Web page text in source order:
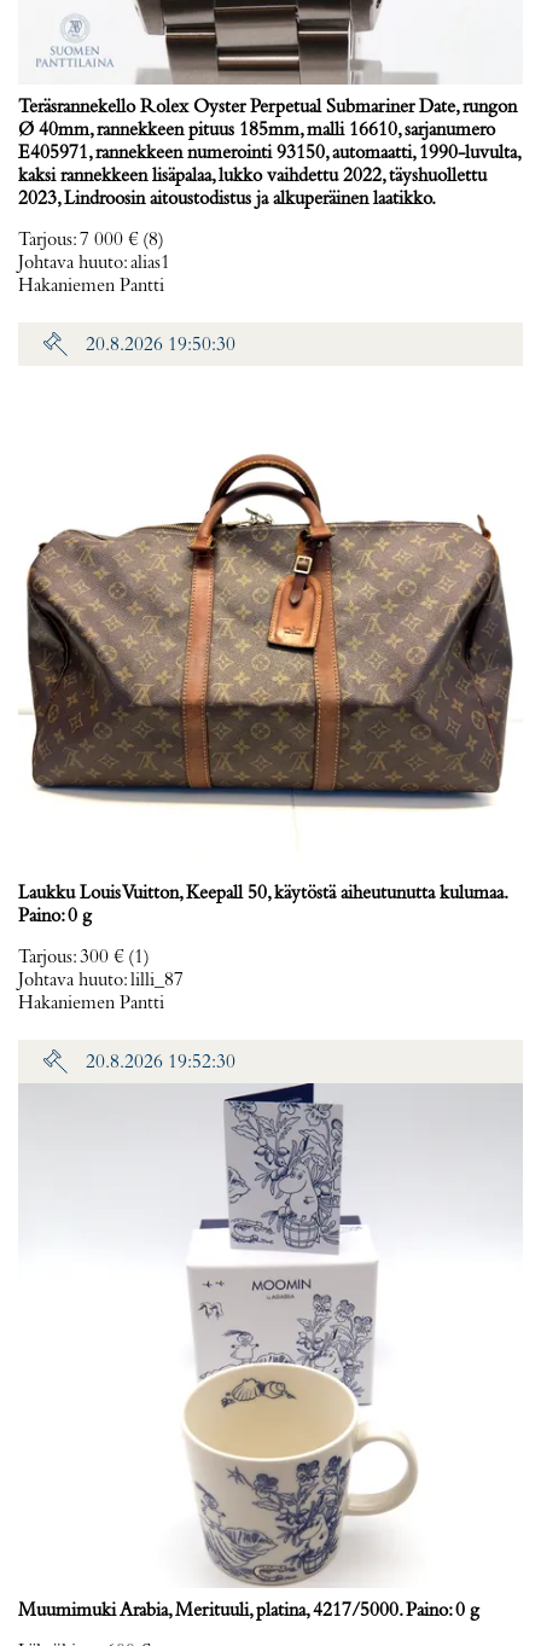
Teräsrannekello Rolex Oyster Perpetual Submariner Date, rungon
Ø 40mm, rannekkeen pituus 185mm, malli 16610, sarjanumero
E405971, rannekkeen numerointi 93150, automaatti, 1990-luvulta,
kaksi rannekkeen lisäpalaa, lukko vaihdettu 2022, täyshuollettu
2023, Lindroosin aitoustodistus ja alkuperäinen laatikko.
Tarjous:7 000 € (8)
Johtava huuto:alias1
Hakaniemen Pantti
20.8.2026 19:50:30
Laukku Louis Vuitton, Keepall 50, käytöstä aiheutunutta kulumaa.
Paino: 0 g
Tarjous:300 € (1)
Johtava huuto:lilli_87
Hakaniemen Pantti
20.8.2026 19:52:30
Muumimuki Arabia, Merituuli, platina, 4217/5000. Paino: 0 g